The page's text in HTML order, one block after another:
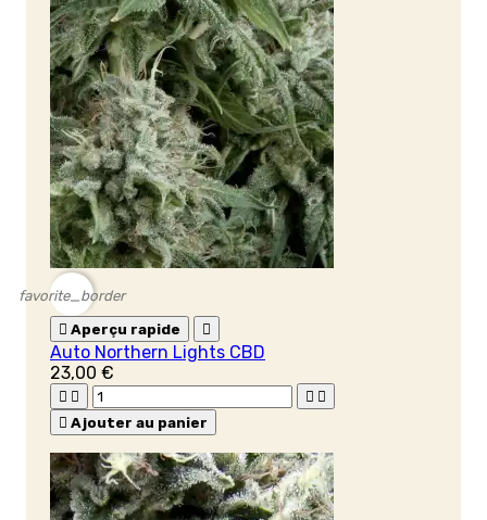
favorite_border
 Aperçu rapide 
Auto Northern Lights CBD
23,00 €
   
 Ajouter au panier